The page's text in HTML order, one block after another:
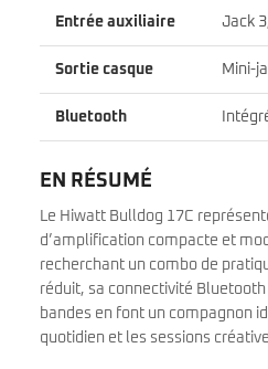
Entrée auxiliaire Jack
Sortie casque Mini-
Bluetooth
EN RÉSUMÉ
Le Hiwatt Bulldog 17C
d’amplification compacte et
recherchant un combo de
réduit, sa connectivité
bandes en font un compagnon
quotidien et les sessions